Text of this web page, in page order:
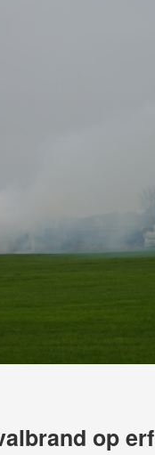
op erf